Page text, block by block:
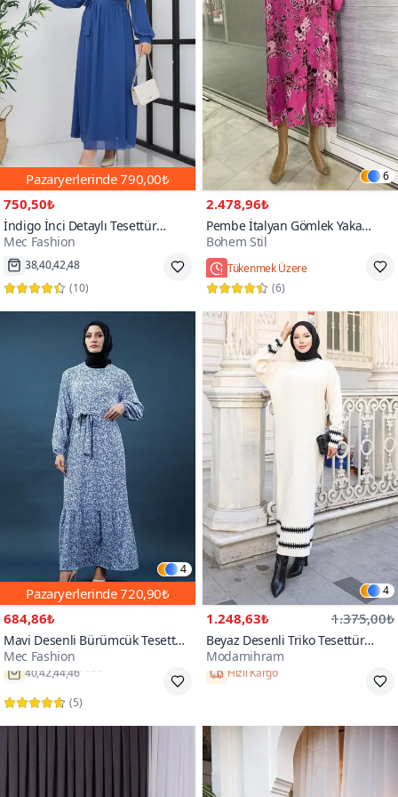
Pazaryerlerinde790,00₺
750,50₺
İndigo İnci Detaylı Tesettür
Elbise
Mec Fashion
38,40,42,48
(10)
6
2.478,96₺
Pembe İtalyan Gömlek Yaka
Uzun Kol Dijital Baskılı Keten
Elbise
Bohem Stil
Tükenmek Üzere
(6)
4
Pazaryerlerinde720,90₺
684,86₺
Mavi Desenli Bürümcük Tesettür
Elbise
Mec Fashion
40,42,44,46
(5)
4
1.248,63₺ 1.375,00₺
Beyaz Desenli Triko Tesettür
Elbise
Modamihram
Hızlı Kargo